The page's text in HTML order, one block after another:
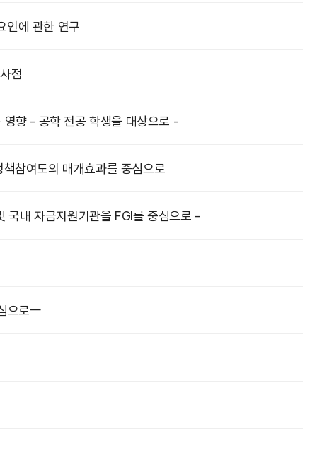
인에 관한 연구
점
영향 - 공학 전공 학생을 대상으로 -
참여도의 매개효과를 중심으로
국내 자금지원기관을 FGI를 중심으로 -
으로ㅡ